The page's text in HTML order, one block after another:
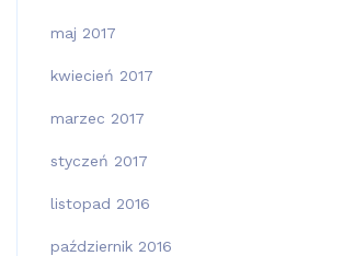
maj 2017
kwiecień 2017
marzec 2017
styczeń 2017
listopad 2016
październik 2016